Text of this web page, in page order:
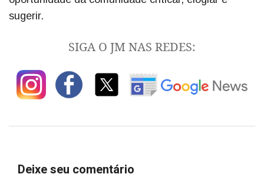
sugerir.
SIGA O JM NAS REDES:
Deixe seu comentário